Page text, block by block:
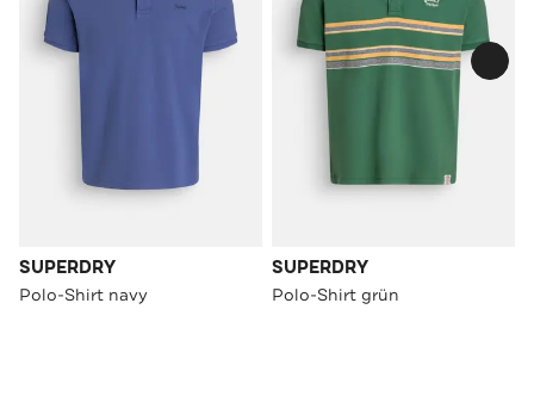
SUPERDRY
Polo-Shirt navy
SUPERDRY
Polo-Shirt grün